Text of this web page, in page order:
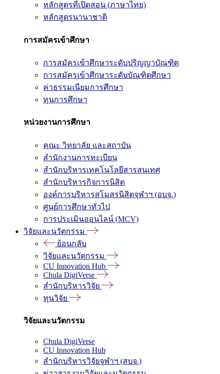
หลักสูตรที่เปิดสอน (ภาษาไทย)
หลักสูตรนานาชาติ
การสมัครเข้าศึกษา
การสมัครเข้าศึกษาระดับปริญญาบัณฑิต
การสมัครเข้าศึกษาระดับบัณฑิตศึกษา
ค่าธรรมเนียมการศึกษา
ทุนการศึกษา
หน่วยงานการศึกษา
คณะ วิทยาลัย และสถาบัน
สำนักงานการทะเบียน
สำนักบริหารเทคโนโลยีสารสนเทศ
สำนักบริหารกิจการนิสิต
องค์การบริหารสโมสรนิสิตจุฬาฯ (อบจ.)
ศูนย์การศึกษาทั่วไป
การประเมินออนไลน์ (MCV)
วิจัยและนวัตกรรม
ย้อนกลับ
วิจัยและนวัตกรรม
CU Innovation Hub
Chula DigiVerse
สำนักบริหารวิจัย
ทุนวิจัย
วิจัยและนวัตกรรม
Chula DigiVerse
CU Innovation Hub
สำนักบริหารวิจัยจุฬาฯ (สบจ.)